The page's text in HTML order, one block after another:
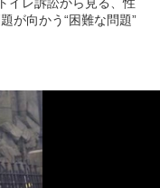
が向かう“困難な問題”